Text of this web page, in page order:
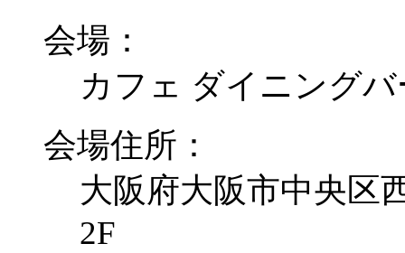
会場：
カフェ ダイニング
会場住所：
大阪府大阪市中央区
2F